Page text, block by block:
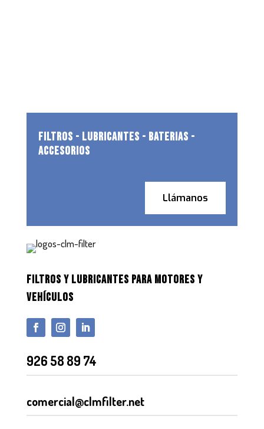
FILTROS - LUBRICANTES - BATERIAS -
ACCESORIOS
Llámanos
FILTROS Y LUBRICANTES PARA MOTORES Y
VEHÍCULOS
926 58 89 74
comercial@clmfilter.net